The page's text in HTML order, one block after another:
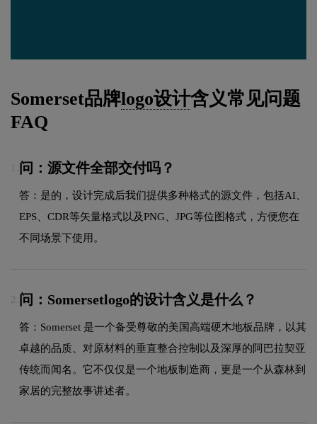
Somerset品牌logo设计含义常见问题
FAQ
问：源文件全部交付吗？
答：是的，设计完成后我们提供多种格式的源文件，包括AI、
EPS、CDR等矢量格式以及PNG、JPG等位图格式，方便您在
不同场景下使用。
2. 问：Somersetlogo的设计含义是什么？
答：Somerset 是一个备受尊敬的美国高端硬木地板品牌，以其
卓越的品质、对原材料的垂直整合控制以及深厚的阿巴拉契亚
传统而闻名。它不仅仅是一个地板制造商，更是一个从森林到
家居的完整故事讲述者。